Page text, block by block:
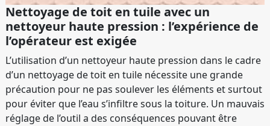
Nettoyage de toit en tuile avec un
nettoyeur haute pression : l’expérience de
l’opérateur est exigée
L’utilisation d’un nettoyeur haute pression dans le cadre
d’un nettoyage de toit en tuile nécessite une grande
précaution pour ne pas soulever les éléments et surtout
pour éviter que l’eau s’infiltre sous la toiture. Un mauvais
réglage de l’outil a des conséquences pouvant être